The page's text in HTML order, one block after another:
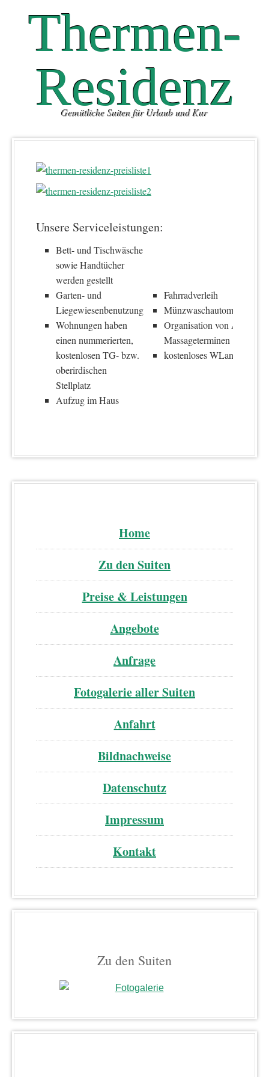
Thermen-
Residenz
Gemütliche Suiten für Urlaub und Kur
Unsere Serviceleistungen:
Bett- und Tischwäsche
sowie Handtücher
werden gestellt
Garten- und
Liegewiesenbenutzung
Wohnungen haben
einen nummerierten,
kostenlosen TG- bzw.
oberirdischen
Stellplatz
Aufzug im Haus
Fahrradverleih
Münzwaschautomat/
Organisation von Arzt und
Massageterminen
kostenloses WLan
Home
Zu den Suiten
Preise & Leistungen
Angebote
Anfrage
Fotogalerie aller Suiten
Anfahrt
Bildnachweise
Datenschutz
Impressum
Kontakt
Zu den Suiten